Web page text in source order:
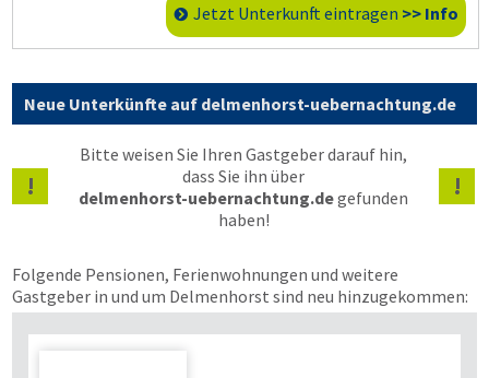
Jetzt Unterkunft eintragen >> Info
Neue Unterkünfte auf delmenhorst-uebernachtung.de
!
Bitte weisen Sie Ihren Gastgeber darauf hin,
dass Sie ihn über
delmenhorst-uebernachtung.degefunden
haben!
!
Folgende Pensionen, Ferienwohnungen und weitere
Gastgeber in und um Delmenhorst sind neu hinzugekommen: